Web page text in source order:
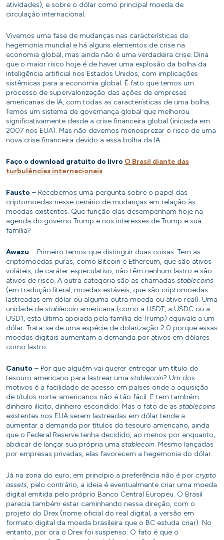
atividades), e sobre o dólar como principal moeda de
circulação internacional.
Vivemos uma fase de mudanças nas características da
hegemonia mundial e há alguns elementos de crise na
economia global, mas ainda não é uma verdadeira crise. Diria
que o maior risco hoje é de haver uma explosão da bolha da
inteligência artificial nos Estados Unidos, com implicações
sistêmicas para a economia global. É fato que temos um
processo de supervalorização das ações de empresas
americanas de IA, com todas as características de uma bolha.
Temos um sistema de governança global que melhorou
significativamente desde a crise financeira global (iniciada em
2007 nos EUA). Mas não devemos menosprezar o risco de uma
nova crise financeira devido a essa bolha da IA.
Faço o download gratuito do livro O Brasil diante das
turbulências internacionais
Fausto – Recebemos uma pergunta sobre o papel das
criptomoedas nesse cenário de mudanças em relação às
moedas existentes. Que função elas desempenham hoje na
agenda do governo Trump e nos interesses de Trump e sua
família?
Awazu – Primeiro temos que distinguir duas coisas. Tem as
criptomoedas puras, como Bitcoin e Ethereum, que são ativos
voláteis, de caráter especulativo, não têm nenhum lastro e são
ativos de risco. A outra categoria são as chamadas stablecoins
(em tradução literal, moedas estáveis, que são criptomoedas
lastreadas em dólar ou alguma outra moeda ou ativo real). Uma
unidade de stablecoin americana (como a USDT, a USDC ou a
USD1, esta última apoiada pela família de Trump) equivale a um
dólar. Trata-se de uma espécie de dolarização 2.0 porque essas
moedas digitais aumentam a demanda por ativos em dólares
como lastro.
Canuto – Por que alguém vai querer entregar um título do
tesouro americano para lastrear uma stablecoin? Um dos
motivos é a facilidade de acesso em países onde a aquisição
de títulos norte-americanos não é tão fácil. E tem também
dinheiro ilícito, dinheiro escondido. Mas o fato de as stablecoins
existentes nos EUA serem lastreadas em dólar tende a
aumentar a demanda por títulos do tesouro americano, ainda
que o Federal Reserve tenha decidido, ao menos por enquanto,
abdicar de lançar sua própria uma stablecoin. Mesmo lançadas
por empresas privadas, elas favorecem a hegemonia do dólar.
Já na zona do euro, em princípio a preferência não é por crypto
assets, pelo contrário, a ideia é eventualmente criar uma moeda
digital emitida pelo próprio Banco Central Europeu. O Brasil
parecia também estar caminhando nessa direção, com o
projeto do Drex (nome oficial do real digital, a versão em
formato digital da moeda brasileira que o BC estuda criar). No
entanto, por ora o Drex foi suspenso. O fato é que o